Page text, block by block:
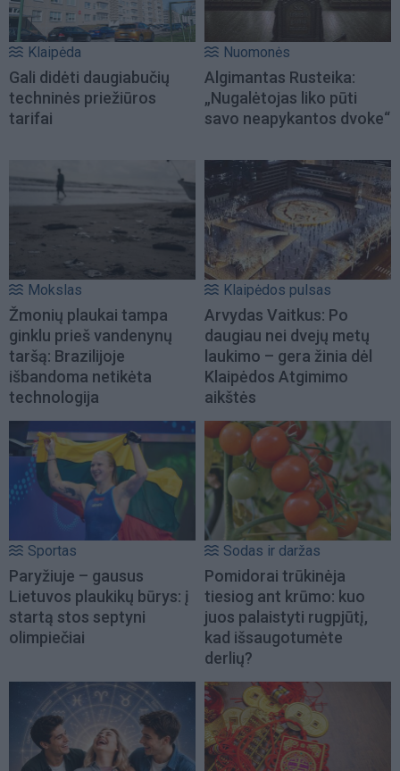
Klaipėda
Gali didėti daugiabučių
techninės priežiūros
tarifai
Nuomonės
Algimantas Rusteika:
„Nugalėtojas liko pūti
savo neapykantos dvoke“
Mokslas
Žmonių plaukai tampa
ginklu prieš vandenynų
taršą: Brazilijoje
išbandoma netikėta
technologija
Klaipėdos pulsas
Arvydas Vaitkus: Po
daugiau nei dvejų metų
laukimo – gera žinia dėl
Klaipėdos Atgimimo
aikštės
Sportas
Paryžiuje – gausus
Lietuvos plaukikų būrys: į
startą stos septyni
olimpiečiai
Sodas ir daržas
Pomidorai trūkinėja
tiesiog ant krūmo: kuo
juos palaistyti rugpjūtį,
kad išsaugotumėte
derlių?